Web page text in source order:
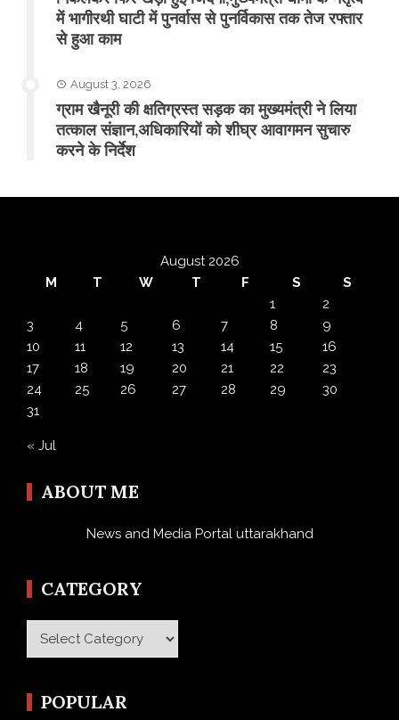
में भागीरथी घाटी में पुनर्वास से पुनर्विकास तक तेज रफ्तार
से हुआ काम
August 3, 2026
ग्राम खैनूरी की क्षतिग्रस्त सड़क का मुख्यमंत्री ने लिया
तत्काल संज्ञान,अधिकारियों को शीघ्र आवागमन सुचारु
करने के निर्देश
August 2026
M
T W T F S
S
1
2
3
4 5 6 7 8
9
10
11 12 13 14 15
16
17
18 19 20 21 22
23
24
25 26 27 28 29
30
31
« Jul
ABOUT ME
News and Media Portal uttarakhand
CATEGORY
Category
POPULAR